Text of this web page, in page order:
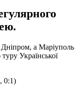
Дніпром, а Маріуполь
Української
0:1)